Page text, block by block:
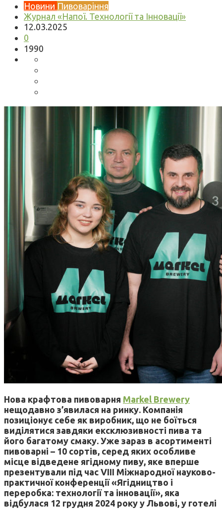
Новини Пивоваріння
Журнал «Напої. Технології та Інновації»
12.03.2025
0
1990
Нова крафтова пивоварня Markel Brewery
нещодавно з’явилася на ринку. Компанія
позиціонує себе як виробник, що не боїться
виділятися завдяки ексклюзивності пива та
його багатому смаку. Уже зараз в асортименті
пивоварні – 10 сортів, серед яких особливе
місце відведене ягідному пиву, яке вперше
презентували під час VIII Міжнародної науково-
практичної конференції «Ягідництво і
переробка: технології та інновації», яка
відбулася 12 грудня 2024 року у Львові, у готелі